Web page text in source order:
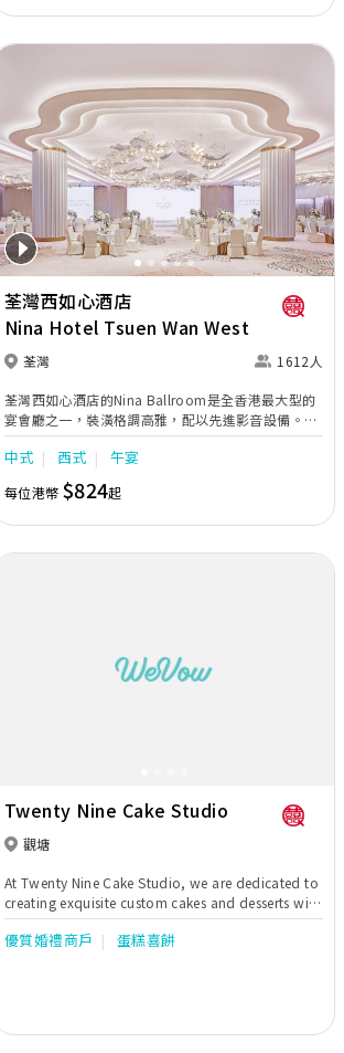
Previous Next
荃灣西如心酒店
Nina Hotel Tsuen Wan West
荃灣 1612人
荃灣西如心酒店的Nina Ballroom是全香港最大型的
宴會廳之一，裝潢格調高雅，配以先進影音設備。場
地可筵開逾百圍盛宴，亦可按需求分為3個小型宴會
廳，滿足各類型婚宴的需求。同時，位於酒店 41 樓
的天空酒廊 (Sky Lounge) 提供一覽無遺的美景，為
中小型溫馨宴會的不二之選。 酒店另設有3間極致高
雅的新娘房，為新娘提供私密及寬敞的空間，迎接大
程，鄰近多個大型購物商場，位置優越。無論舉行任
中式 西式 午宴
每位港幣 $824起
Twenty Nine Cake Studio
觀塘
At Twenty Nine Cake Studio, we are dedicated to
creating exquisite custom cakes and desserts with
intricate designs and an array of flavors that will
delight your senses.We believe that every
handcrafted cakes made with quality ingredients
優質婚禮商戶 蛋糕喜餅